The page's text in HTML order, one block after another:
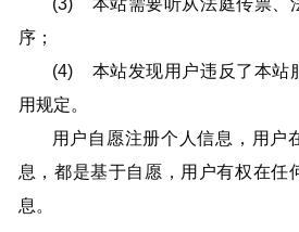
序；
(4) 本站发现用户违反了本站
用规定。
用户自愿注册个人信息，用户
息，都是基于自愿，用户有权在任
息。